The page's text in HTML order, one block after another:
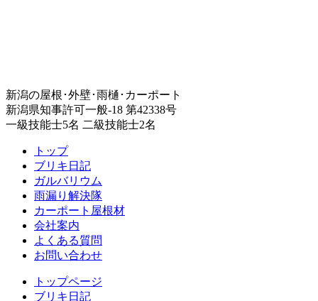
新潟の屋根･外壁･雨樋･カーポート
新潟県知事許可一般-18 第42338号
一級技能士5名 二級技能士2名
トップ
ブリキ日記
ガルバリウム
雨漏り解決隊
カーポート屋根材
会社案内
よくある質問
お問い合わせ
トップページ
ブリキ日記